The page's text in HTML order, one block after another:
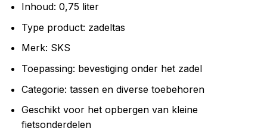
Inhoud: 0,75 liter
Type product: zadeltas
Merk: SKS
Toepassing: bevestiging onder het zadel
Categorie: tassen en diverse toebehoren
Geschikt voor het opbergen van kleine
fietsonderdelen